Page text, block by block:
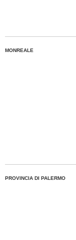
MONREALE
PROVINCIA DI PALERMO